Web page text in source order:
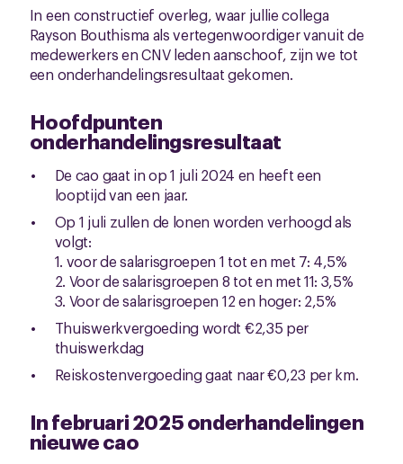
In een constructief overleg, waar jullie collega
Rayson Bouthisma als vertegenwoordiger vanuit de
medewerkers en CNV leden aanschoof, zijn we tot
een onderhandelingsresultaat gekomen.
Hoofdpunten
onderhandelingsresultaat
De cao gaat in op 1 juli 2024 en heeft een
looptijd van een jaar.
Op 1 juli zullen de lonen worden verhoogd als
volgt:
1. voor de salarisgroepen 1 tot en met 7: 4,5%
2. Voor de salarisgroepen 8 tot en met 11: 3,5%
3. Voor de salarisgroepen 12 en hoger: 2,5%
Thuiswerkvergoeding wordt €2,35 per
thuiswerkdag
Reiskostenvergoeding gaat naar €0,23 per km.
In februari 2025 onderhandelingen
nieuwe cao